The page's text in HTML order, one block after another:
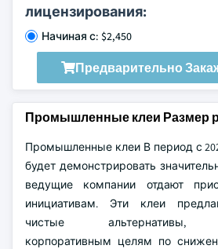
лицензирования:
Начиная с: $2,450
Предварительно
Промышленные клеи Размер
Промышленные клеи В период с
будет демонстрировать
ведущие компании отдают
инициативам. Эти клеи
чистые альтернативы,
корпоративным целям по